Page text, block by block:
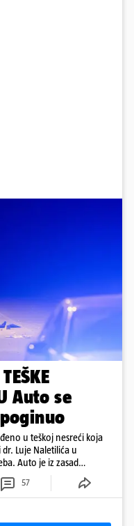
Auto se
u teškoj nesreći koja
Luje Naletilića u
Auto je iz zasad
siline udara vozilo se
57